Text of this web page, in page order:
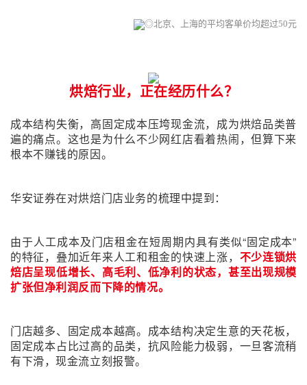
◎北京、上海的平均客单价均超过50元
烘焙行业，正在经历什么？
成本结构失衡，高固定成本压垮现金流，成为烘焙品类普
遍的痛点。这也是为什么不少网红店看着热闹，但算下来
根本不赚钱的原因。
华安证券在对烘焙门店业务的梳理中提到：
由于人工成本及门店租金在短周期内具有类似“固定成本”
的特征，叠加近年来人工和租金的快速上涨， 不少连锁烘
焙店呈现低增长、高毛利、低净利的状态，甚至出现规模
扩张但净利润反而下降的情况。
门店越多、固定成本越高。成本结构决定生意的天花板，
固定成本占比过高的品类，抗风险能力极弱，一旦客流稍
有下滑，现金流立刻报警。